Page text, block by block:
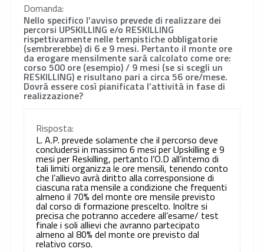
Domanda:
Nello specifico l’avviso prevede di realizzare dei
percorsi UPSKILLING e/o RESKILLING
rispettivamente nelle tempistiche obbligatorie
(sembrerebbe) di 6 e 9 mesi. Pertanto il monte ore
da erogare mensilmente sarà calcolato come ore:
corso 500 ore (esempio) / 9 mesi (se si scegli un
RESKILLING) e risultano pari a circa 56 ore/mese.
Dovrà essere così pianificata l’attività in fase di
realizzazione?
Risposta:
L. A.P. prevede solamente che il percorso deve
concludersi in massimo 6 mesi per Upskilling e 9
mesi per Reskilling, pertanto l’O.D all’interno di
tali limiti organizza le ore mensili, tenendo conto
che l’allievo avrà diritto alla corresponsione di
ciascuna rata mensile a condizione che frequenti
almeno il 70% del monte ore mensile previsto
dal corso di formazione prescelto. Inoltre si
precisa che potranno accedere all’esame/ test
finale i soli allievi che avranno partecipato
almeno al 80% del monte ore previsto dal
relativo corso.